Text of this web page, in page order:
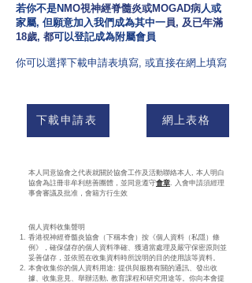
若你不是N MO視神經脊髓炎或MOGAD病人或
家屬, 但願意加入我們成為其中一員, 及已年滿
18歲, 都可以登記成為附屬會員
​你可以選擇下載申請表填寫, 或直接在網上填寫
下載申請表 網上表格
本人同意協會之代表就關於協會工作及活動聯絡本人, 本人明白
協會為註冊非牟利慈善團體，並同意遵守會章. 入會申請須經理
事會審議及批准，會籍方行生效
個人資料收集聲明
香港視神經脊髓炎協會（下稱本會）按《個人資料（私隱）條
例》，確保儲存的個人資料準確、獲適當處理及嚴守保密原則並
妥善儲存，並依照在收集資料時所說明的目的使用該等資料。
本會收集你的個人資料用途: 提供與服務有關的通訊、發出收
據、收集意見、舉辦活動, 教育課程和研究用途等。你向本會提